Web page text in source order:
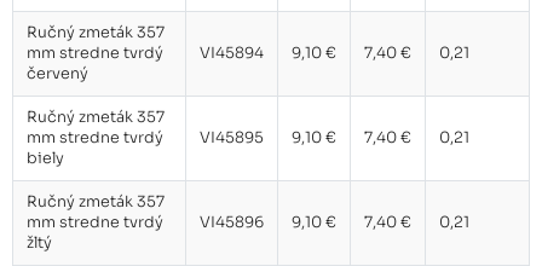
Ručný zmeták 357
mm stredne tvrdý
červený
VI45894 9,10 € 7,40 € 0,21
Ručný zmeták 357
mm stredne tvrdý
biely
VI45895 9,10 € 7,40 € 0,21
Ručný zmeták 357
mm stredne tvrdý
žltý
VI45896 9,10 € 7,40 € 0,21